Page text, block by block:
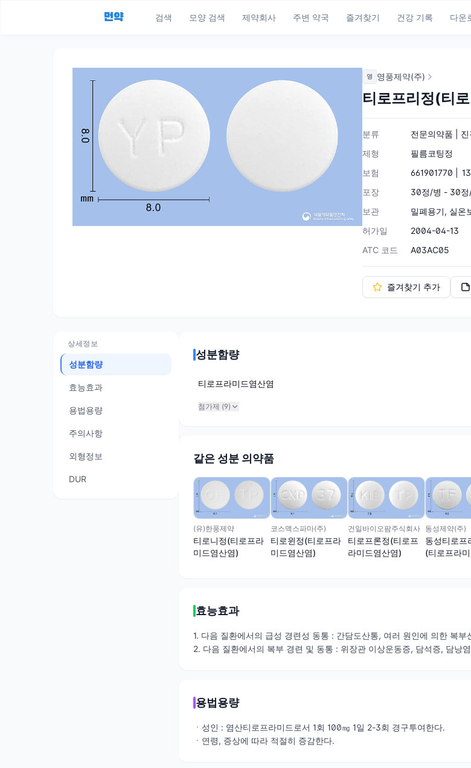
먼약 검색 모양 검색 제약회사 주변 약국 즐겨찾기 건강 기록 다운
영 영풍제약(주)
티로프리정(티
분류
전문의약품 |
제형
필름코팅정
보험
661901770 |
포장
30정/병 - 30
보관
밀폐용기, 실
허가일
2004-04-13
ATC 코드
A03AC05
즐겨찾기 추가
상세정보
성분함량
효능효과
용법용량
주의사항
외형정보
DUR
성분함량
티로프라미드염산염
첨가제 (9)
같은 성분 의약품
(유)한풍제약
티로니정(티로프라
미드염산염)
코스맥스파마(주)
티로윈정(티로프라
미드염산염)
건일바이오팜주식회사
티로프론정(티로프
라미드염산염)
동성제약(주)
동성티로프
(티로프라
효능효과
1. 다음 질환에서의 급성 경련성 동통 : 간담도산통, 여러 원인에 의한 복부
2. 다음 질환에서의 복부 경련 및 동통 : 위장관 이상운동증, 담석증, 담낭
용법용량
ㆍ성인 : 염산티로프라미드로서 1회 100㎎ 1일 2-3회 경구투여한다.
ㆍ연령, 증상에 따라 적절히 증감한다.